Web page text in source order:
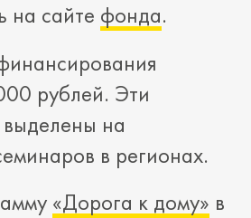
на сайте фонда.
рублей. Эти
на
в регионах.
«Дорога к дому» в